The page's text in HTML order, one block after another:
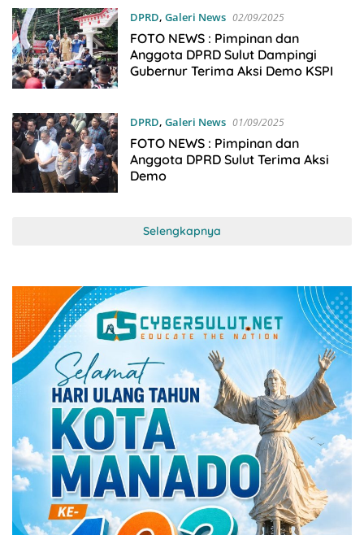
DPRD, Galeri News 02/09/2025
FOTO NEWS : Pimpinan dan
Anggota DPRD Sulut Dampingi
Gubernur Terima Aksi Demo KSPI
DPRD, Galeri News 01/09/2025
FOTO NEWS : Pimpinan dan
Anggota DPRD Sulut Terima Aksi
Demo
Selengkapnya